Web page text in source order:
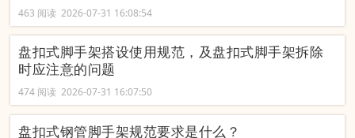
463 阅读 2026-07-31 16:08:54
盘扣式脚手架搭设使用规范，及盘扣式脚手架拆除
时应注意的问题
474 阅读 2026-07-31 16:07:50
盘扣式钢管脚手架规范要求是什么？